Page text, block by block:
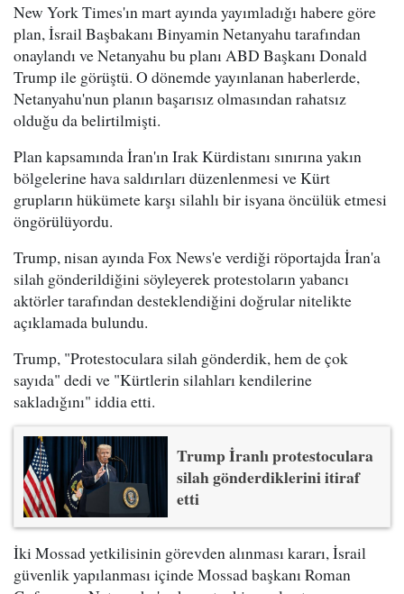
New York Times'ın mart ayında yayımladığı habere göre
plan, İsrail Başbakanı Binyamin Netanyahu tarafından
onaylandı ve Netanyahu bu planı ABD Başkanı Donald
Trump ile görüştü. O dönemde yayınlanan haberlerde,
Netanyahu'nun planın başarısız olmasından rahatsız
olduğu da belirtilmişti.
Plan kapsamında İran'ın Irak Kürdistanı sınırına yakın
bölgelerine hava saldırıları düzenlenmesi ve Kürt
grupların hükümete karşı silahlı bir isyana öncülük etmesi
öngörülüyordu.
Trump, nisan ayında Fox News'e verdiği röportajda İran'a
silah gönderildiğini söyleyerek protestoların yabancı
aktörler tarafından desteklendiğini doğrular nitelikte
açıklamada bulundu.
Trump, "Protestoculara silah gönderdik, hem de çok
sayıda" dedi ve "Kürtlerin silahları kendilerine
sakladığını" iddia etti.
Trump İranlı protestoculara
silah gönderdiklerini itiraf
etti
İki Mossad yetkilisinin görevden alınması kararı, İsrail
güvenlik yapılanması içinde Mossad başkanı Roman